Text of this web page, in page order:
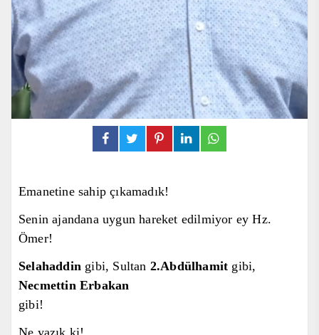
Emanetine sahip çıkamadık!
Senin ajandana uygun hareket edilmiyor ey Hz.
Ömer!
Selahaddin gibi, Sultan 2.Abdülhamit gibi,
Necmettin Erbakan
gibi!
Ne yazık ki!